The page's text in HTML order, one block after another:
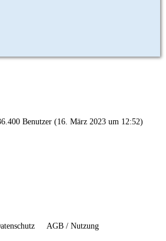
Benutzer (16. März 2023 um 12:52)
AGB / Nutzung